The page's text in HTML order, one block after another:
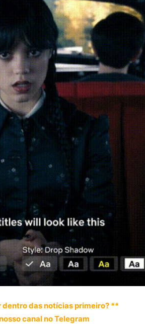
dentro das notícias primeiro? **
canal no Telegram